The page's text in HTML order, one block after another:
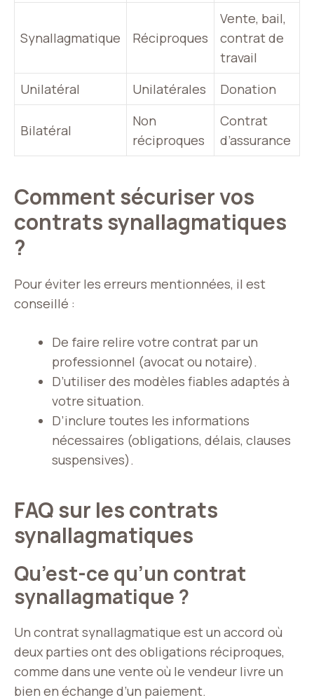
Synallagmatique Réciproques
Vente, bail,
contrat de
travail
Unilatéral
Unilatérales Donation
Bilatéral
Non
réciproques
Contrat
d’assurance
Comment sécuriser vos
contrats synallagmatiques
?
Pour éviter les erreurs mentionnées, il est
conseillé :
De faire relire votre contrat par un
professionnel (avocat ou notaire).
D’utiliser des modèles fiables adaptés à
votre situation.
D’inclure toutes les informations
nécessaires (obligations, délais, clauses
suspensives).
FAQ sur les contrats
synallagmatiques
Qu’est-ce qu’un contrat
synallagmatique ?
Un contrat synallagmatique est un accord où
deux parties ont des obligations réciproques,
comme dans une vente où le vendeur livre un
bien en échange d’un paiement.